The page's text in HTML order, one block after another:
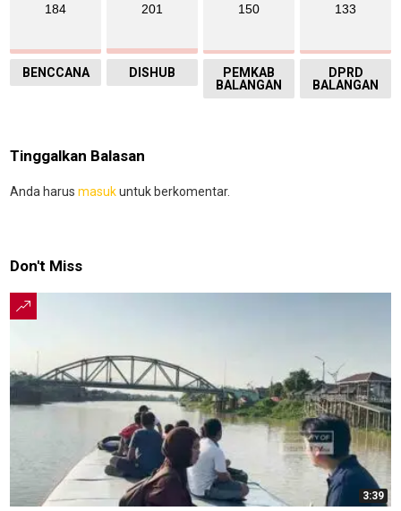
184
BENCCANA
201
DISHUB
150
PEMKAB
BALANGAN
133
DPRD
BALANGAN
Tinggalkan Balasan
Anda harus masukuntuk berkomentar.
Don't Miss
3:39